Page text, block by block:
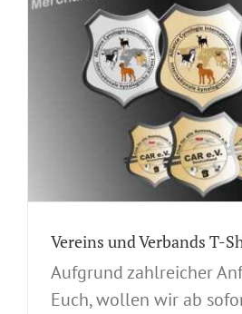
Vereins und Verbands T-
Aufgrund zahlreicher
Euch, wollen wir ab